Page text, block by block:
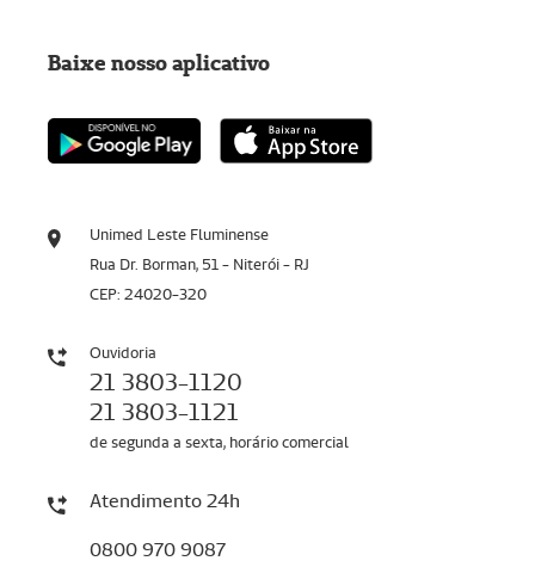
Unimed Leste Fluminense
Rua Dr. Borman, 51 - Niterói - RJ
CEP: 24020-320
Ouvidoria
21 3803-1120
21 3803-1121
de segunda a sexta, horário comercial
Atendimento 24h
0800 970 9087
Baixe nosso aplicativo